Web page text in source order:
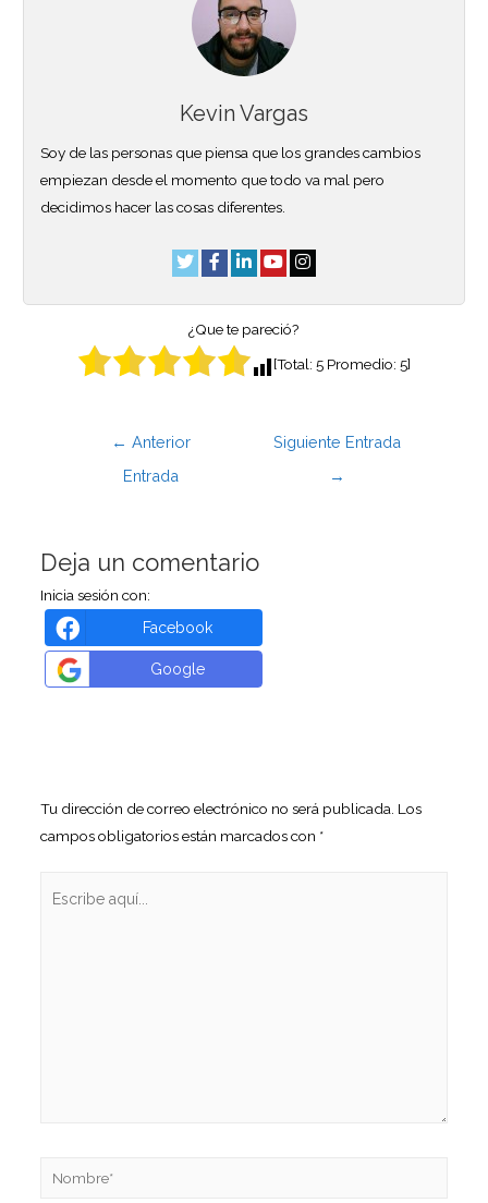
Kevin Vargas
Soy de las personas que piensa que los grandes cambios
empiezan desde el momento que todo va mal pero
decidimos hacer las cosas diferentes.
¿Que te pareció?
[Total: 5 Promedio: 5]
← Anterior
Entrada
Siguiente Entrada
→
Deja un comentario
Inicia sesión con:
Facebook
Google
Tu dirección de correo electrónico no será publicada. Los
campos obligatorios están marcados con *